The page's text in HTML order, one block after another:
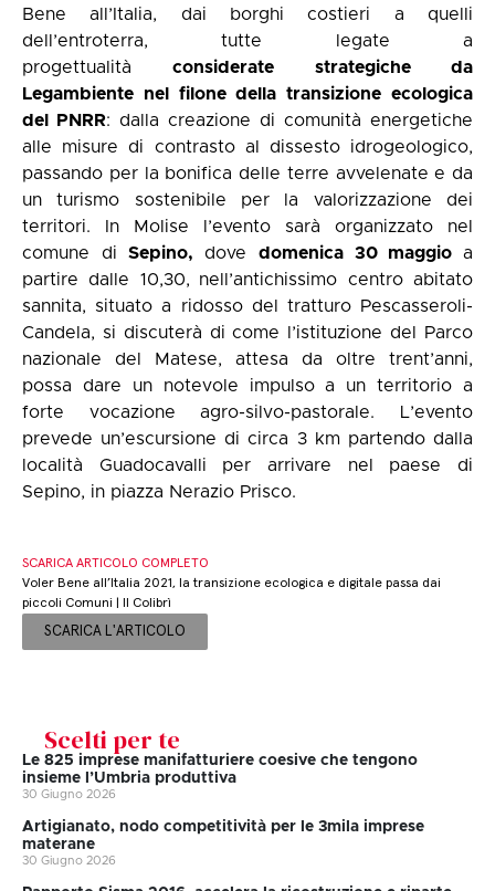
Bene all’Italia, dai borghi costieri a quelli
dell’entroterra, tutte legate a
progettualitàconsiderate strategiche da
Legambiente nel filone della transizione ecologica
del PNRR: dalla creazione di comunità energetiche
alle misure di contrasto al dissesto idrogeologico,
passando per la bonifica delle terre avvelenate e da
un turismo sostenibile per la valorizzazione dei
territori. In Molise l’evento sarà organizzato nel
comune diSepino,dove domenica 30 maggioa
partire dalle 10,30,
nell’antichissimo centro abitato
sannita, situato a ridosso del tratturo Pescasseroli-
Candela, si discuterà di come l’istituzione del Parco
nazionale del Matese, attesa da oltre trent’anni,
possa dare un notevole impulso a un territorio a
forte vocazione agro-silvo-pastorale. L’evento
prevede un’escursione di circa 3 km partendo dalla
località Guadocavalli per arrivare nel paese di
Sepino, in piazza Nerazio Prisco.
SCARICA ARTICOLO COMPLETO
Voler Bene all’Italia 2021, la transizione ecologica e digitale passa dai
piccoli Comuni | Il Colibrì
SCARICA L'ARTICOLO
Scelti per te
Le 825 imprese manifatturiere coesive che tengono
insieme l’Umbria produttiva
30 Giugno 2026
Artigianato, nodo competitività per le 3mila imprese
materane
30 Giugno 2026